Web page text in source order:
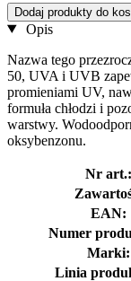
Dodaj produkty do
Opis
Nazwa tego
50, UVA i UVB
promieniami UV,
formuła chłodzi i
warstwy.
oksybenzonu.
Nr art.:
EAN:
Numer
Marki:
Linia